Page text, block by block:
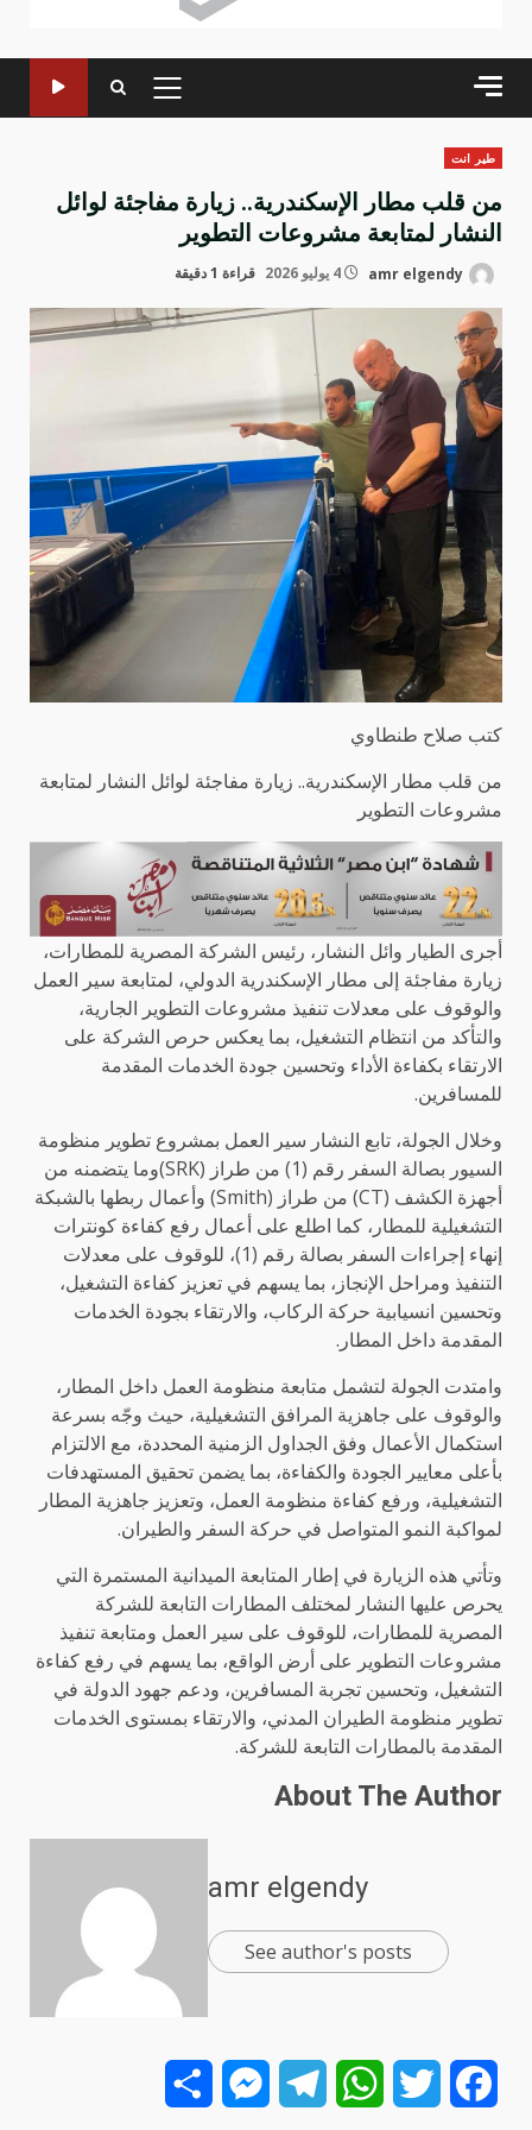
القائمة
الرئيسية
طير انت
من قلب مطار الإسكندرية.. زيارة مفاجئة لوائل
النشار لمتابعة مشروعات التطوير
قراءة 1 دقيقة
كتب صلاح طنطاوي
من قلب مطار الإسكندرية.. زيارة مفاجئة لوائل النشار لمتابعة
مشروعات التطوير
أجرى الطيار وائل النشار، رئيس الشركة المصرية للمطارات،
زيارة مفاجئة إلى مطار الإسكندرية الدولي، لمتابعة سير العمل
والوقوف على معدلات تنفيذ مشروعات التطوير الجارية،
والتأكد من انتظام التشغيل، بما يعكس حرص الشركة على
الارتقاء بكفاءة الأداء وتحسين جودة الخدمات المقدمة
للمسافرين.
وخلال الجولة، تابع النشار سير العمل بمشروع تطوير منظومة
السيور بصالة السفر رقم (1) من طراز (SRK)وما يتضمنه من
أجهزة الكشف (CT) من طراز (Smith) وأعمال ربطها بالشبكة
التشغيلية للمطار، كما اطلع على أعمال رفع كفاءة كونترات
إنهاء إجراءات السفر بصالة رقم (1)، للوقوف على معدلات
التنفيذ ومراحل الإنجاز، بما يسهم في تعزيز كفاءة التشغيل،
وتحسين انسيابية حركة الركاب، والارتقاء بجودة الخدمات
المقدمة داخل المطار.
وامتدت الجولة لتشمل متابعة منظومة العمل داخل المطار،
والوقوف على جاهزية المرافق التشغيلية، حيث وجّه بسرعة
استكمال الأعمال وفق الجداول الزمنية المحددة، مع الالتزام
بأعلى معايير الجودة والكفاءة، بما يضمن تحقيق المستهدفات
التشغيلية، ورفع كفاءة منظومة العمل، وتعزيز جاهزية المطار
لمواكبة النمو المتواصل في حركة السفر والطيران.
وتأتي هذه الزيارة في إطار المتابعة الميدانية المستمرة التي
يحرص عليها النشار لمختلف المطارات التابعة للشركة
المصرية للمطارات، للوقوف على سير العمل ومتابعة تنفيذ
مشروعات التطوير على أرض الواقع، بما يسهم في رفع كفاءة
التشغيل، وتحسين تجربة المسافرين، ودعم جهود الدولة في
تطوير منظومة الطيران المدني، والارتقاء بمستوى الخدمات
المقدمة بالمطارات التابعة للشركة.
About The Author
amr elgendy
See author's posts
Facebook
Twitter
WhatsApp
Telegram
Messenger